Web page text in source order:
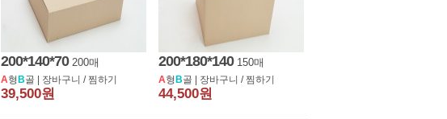
200*140*70 200매
A형 B골 | 장바구니 /찜하기
39,500원
200*180*140 150매
A형 B골 | 장바구니 /찜하기
44,500원